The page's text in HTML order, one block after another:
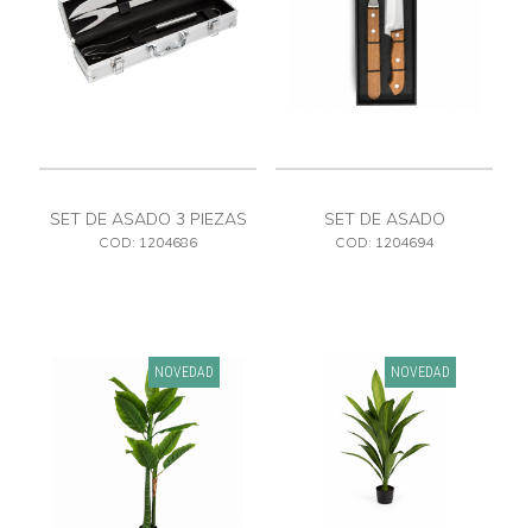
SET DE ASADO 3 PIEZAS
CON MALETIN
COD: 1204686
SET DE ASADO
COD: 1204694
NOVEDAD NOVEDAD